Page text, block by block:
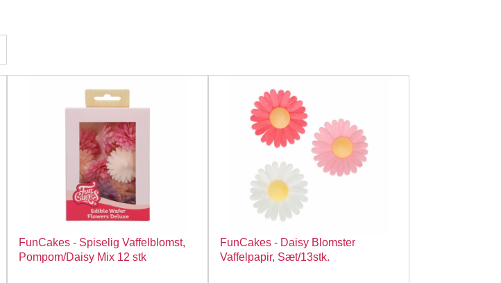
FunCakes - Spiselig Vaffelblomst,
Pompom/Daisy Mix 12 stk
FunCakes - Daisy Blomster
Vaffelpapir, Sæt/13stk.